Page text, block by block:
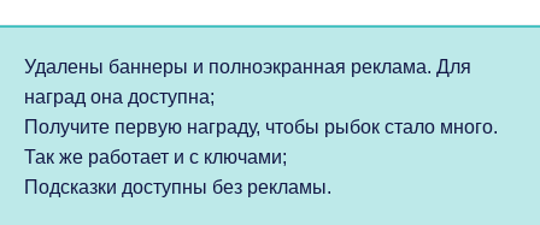
Удалены баннеры и полноэкранная реклама. Для
наград она доступна;
Получите первую награду, чтобы рыбок стало много.
Так же работает и с ключами;
Подсказки доступны без рекламы.